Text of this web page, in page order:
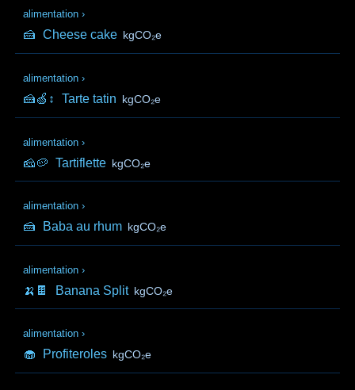
alimentation ›
🍰 Cheese cake kgCO₂e
alimentation ›
🍰🍏↕️ Tarte tatin kgCO₂e
alimentation ›
🧀🥔 Tartiflette kgCO₂e
alimentation ›
🍰 Baba au rhum kgCO₂e
alimentation ›
🍌🍫 Banana Split kgCO₂e
alimentation ›
🧁 Profiteroles kgCO₂e